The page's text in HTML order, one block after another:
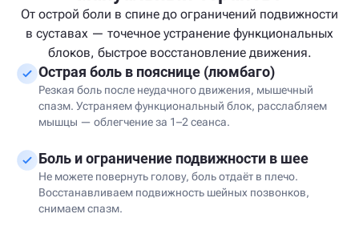
От острой боли в спине до ограничений подвижности
в суставах — точечное устранение функциональных
блоков, быстрое восстановление движения.
Острая боль в пояснице (люмбаго)
Резкая боль после неудачного движения, мышечный
спазм. Устраняем функциональный блок, расслабляем
мышцы — облегчение за 1–2 сеанса.
Боль и ограничение подвижности в шее
Не можете повернуть голову, боль отдаёт в плечо.
Восстанавливаем подвижность шейных позвонков,
снимаем спазм.